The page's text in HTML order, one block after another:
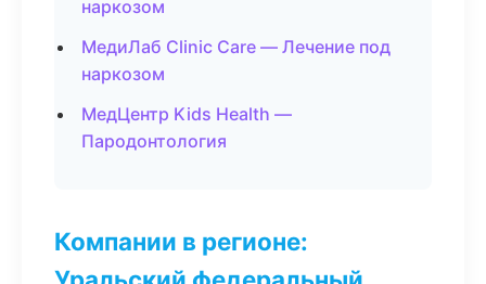
наркозом
МедиЛаб Clinic Care — Лечение под
наркозом
МедЦентр Kids Health —
Пародонтология
Компании в регионе: